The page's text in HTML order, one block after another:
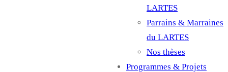
LARTES
Parrains & Marraines
du LARTES
Nos thèses
Programmes & Projets